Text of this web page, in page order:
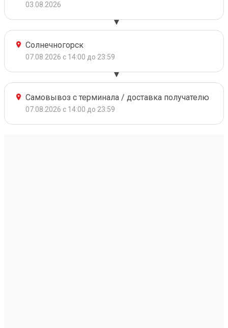
03.08.2026
Солнечногорск
07.08.2026 с 14:00 до 23:59
Самовывоз с терминала / доставка получателю
07.08.2026 с 14:00 до 23:59